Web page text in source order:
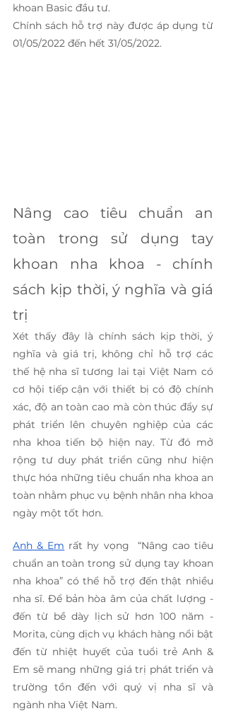
khoan Basic đầu tư.
Chính sách hỗ trợ này được áp dụng từ
01/05/2022 đến hết 31/05/2022.
Nâng cao tiêu chuẩn an
toàn trong sử dụng tay
khoan nha khoa - chính
sách kịp thời, ý nghĩa và giá
trị
Xét thấy đây là chính sách kịp thời, ý
nghĩa và giá trị, không chỉ hỗ trợ các
thế hệ nha sĩ tương lai tại Việt Nam có
cơ hội tiếp cận với thiết bị có độ chính
xác, độ an toàn cao mà còn thúc đẩy sự
phát triển lên chuyên nghiệp của các
nha khoa tiến bộ hiện nay. Từ đó mở
rộng tư duy phát triển cũng như hiện
thực hóa những tiêu chuẩn nha khoa an
toàn nhằm phục vụ bệnh nhân nha khoa
ngày một tốt hơn.
Anh & Em rất hy vọng  “Nâng cao tiêu
chuẩn an toàn trong sử dụng tay khoan
nha khoa” có thể hỗ trợ đến thật nhiều
nha sĩ. Để bản hòa âm của chất lượng -
đến từ bề dày lịch sử hơn 100 năm -
Morita, cùng dịch vụ khách hàng nổi bật
đến từ nhiệt huyết của tuổi trẻ Anh &
Em sẽ mang những giá trị phát triển và
trường tồn đến với quý vị nha sĩ và
ngành nha Việt Nam.